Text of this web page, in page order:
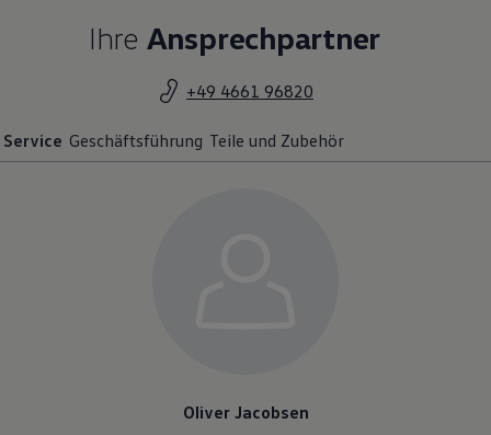
Ihre Ansprechpartner
+49 4661 96820
Service Geschäftsführung Teile und Zubehör
Oliver Jacobsen